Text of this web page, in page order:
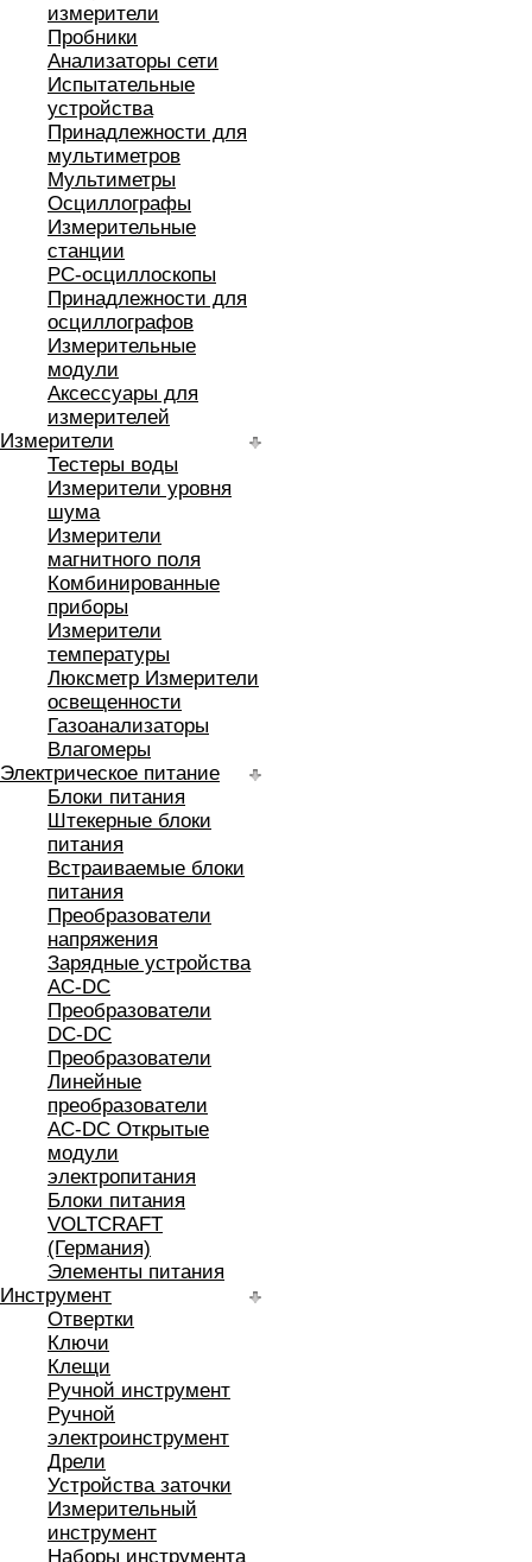
измерители
Пробники
Анализаторы сети
Испытательные
устройства
Принадлежности для
мультиметров
Мультиметры
Осциллографы
Измерительные
станции
РС-осциллоскопы
Принадлежности для
осциллографов
Измерительные
модули
Аксессуары для
измерителей
Измерители
Тестеры воды
Измерители уровня
шума
Измерители
магнитного поля
Комбинированные
приборы
Измерители
температуры
Люксметр Измерители
освещенности
Газоанализаторы
Влагомеры
Электрическое питание
Блоки питания
Штекерные блоки
питания
Встраиваемые блоки
питания
Преобразователи
напряжения
Зарядные устройства
AC-DC
Преобразователи
DC-DC
Преобразователи
Линейные
преобразователи
AC-DC Открытые
модули
электропитания
Блоки питания
VOLTCRAFT
(Германия)
Элементы питания
Инструмент
Отвертки
Ключи
Клещи
Ручной инструмент
Ручной
электроинструмент
Дрели
Устройства заточки
Измерительный
инструмент
Наборы инструмента